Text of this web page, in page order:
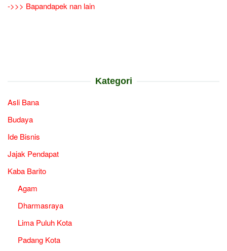
->>> Bapandapek nan lain
Kategori
Asli Bana
Budaya
Ide Bisnis
Jajak Pendapat
Kaba Barito
Agam
Dharmasraya
Lima Puluh Kota
Padang Kota